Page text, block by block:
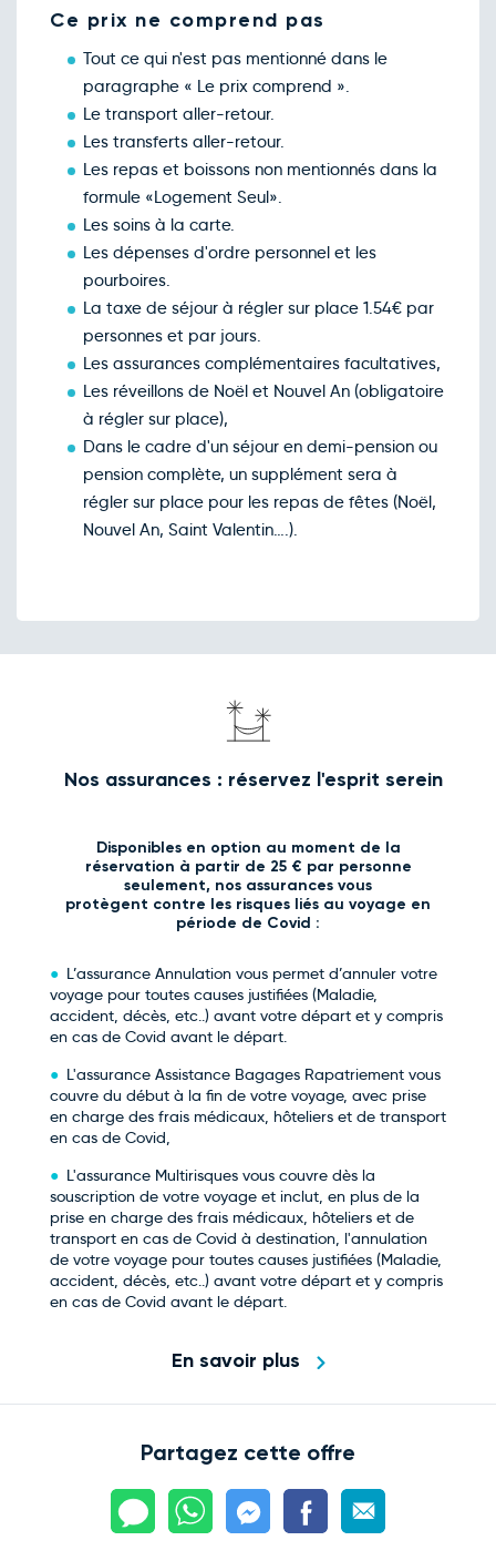
Ce prix ne comprend pas
Tout ce qui n'est pas mentionné dans le
paragraphe « Le prix comprend ».
Le transport aller-retour.
Les transferts aller-retour.
Les repas et boissons non mentionnés dans la
formule «Logement Seul».
Les soins à la carte.
Les dépenses d'ordre personnel et les
pourboires.
La taxe de séjour à régler sur place 1.54€ par
personnes et par jours.
Les assurances complémentaires facultatives,
Les réveillons de Noël et Nouvel An (obligatoire
à régler sur place),
Dans le cadre d'un séjour en demi-pension ou
pension complète, un supplément sera à
régler sur place pour les repas de fêtes (Noël,
Nouvel An, Saint Valentin….).
Nos assurances : réservez l'esprit serein
Disponibles en option au moment de la
réservation à partir de 25 € par personne
seulement, nos assurances vous
protègent contre les risques liés au voyage en
période de Covid :
L’assurance Annulation vous permet d’annuler votre
voyage pour toutes causes justifiées (Maladie,
accident, décès, etc..) avant votre départ et y compris
en cas de Covid avant le départ.
L'assurance Assistance Bagages Rapatriement vous
couvre du début à la fin de votre voyage, avec prise
en charge des frais médicaux, hôteliers et de transport
en cas de Covid,
L'assurance Multirisques vous couvre dès la
souscription de votre voyage et inclut, en plus de la
prise en charge des frais médicaux, hôteliers et de
transport en cas de Covid à destination, l'annulation
de votre voyage pour toutes causes justifiées (Maladie,
accident, décès, etc..) avant votre départ et y compris
en cas de Covid avant le départ.
En savoir plus
Partagez cette offre